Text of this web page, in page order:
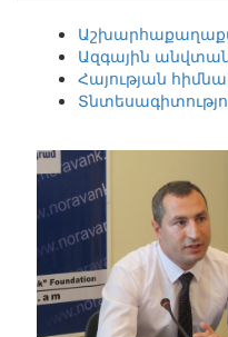
Ազգային
Հայության